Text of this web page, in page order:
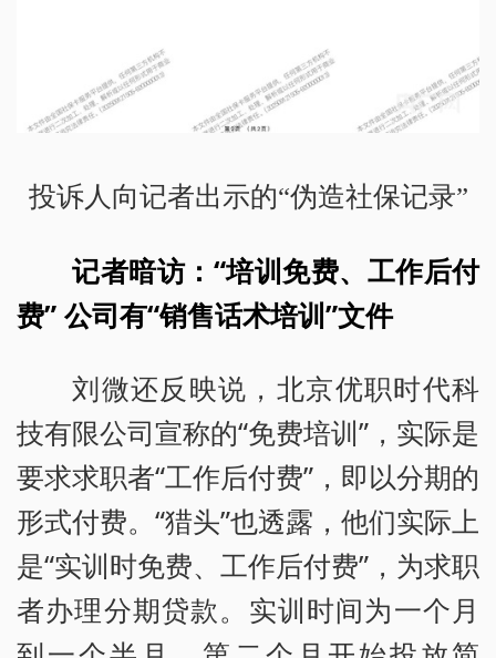
投诉人向记者出示的“伪造社保记录”
记者暗访：“培训免费、工作后付
费” 公司有“销售话术培训”文件
刘微还反映说，北京优职时代科
技有限公司宣称的“免费培训”，实际是
要求求职者“工作后付费”，即以分期的
形式付费。“猎头”也透露，他们实际上
是“实训时免费、工作后付费”，为求职
者办理分期贷款。实训时间为一个月